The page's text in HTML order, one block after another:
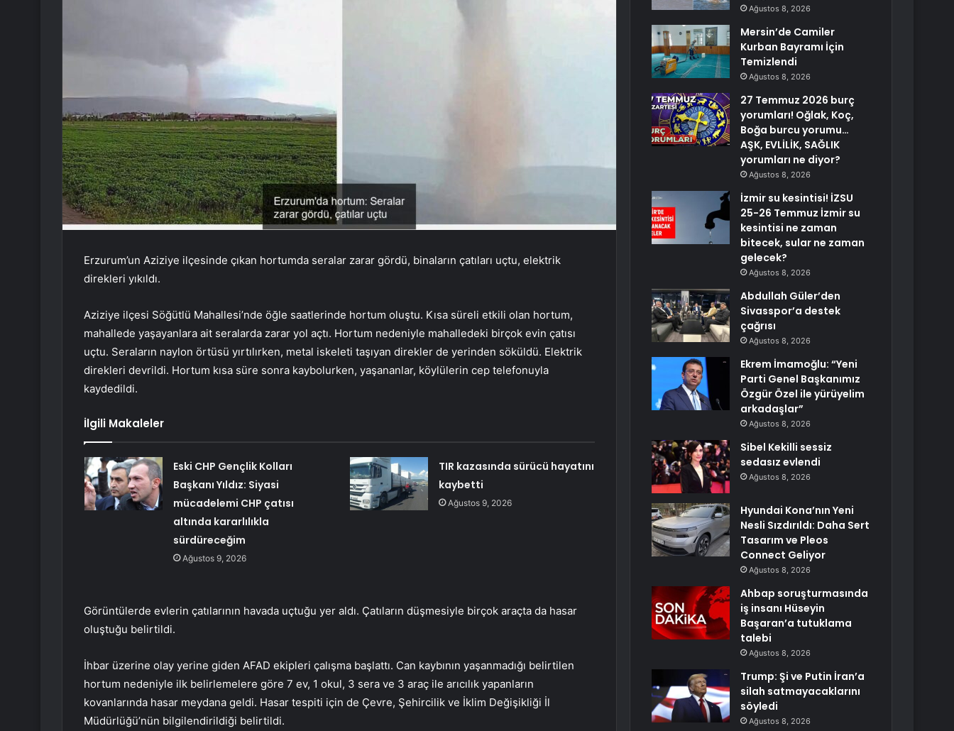
Erzurum’un Aziziye ilçesinde çıkan hortumda seralar zarar gördü, binaların çatıları uçtu, elektrik
direkleri yıkıldı.
Aziziye ilçesi Söğütlü Mahallesi’nde öğle saatlerinde hortum oluştu. Kısa süreli etkili olan hortum,
mahallede yaşayanlara ait seralarda zarar yol açtı. Hortum nedeniyle mahalledeki birçok evin çatısı
uçtu. Seraların naylon örtüsü yırtılırken, metal iskeleti taşıyan direkler de yerinden söküldü. Elektrik
direkleri devrildi. Hortum kısa süre sonra kaybolurken, yaşananlar, köylülerin cep telefonuyla
kaydedildi.
İlgili Makaleler
Eski CHP Gençlik Kolları
Başkanı Yıldız: Siyasi
mücadelemi CHP çatısı
altında kararlılıkla
sürdüreceğim
Ağustos 9, 2026
TIR kazasında sürücü hayatını
kaybetti
Ağustos 9, 2026
Görüntülerde evlerin çatılarının havada uçtuğu yer aldı. Çatıların düşmesiyle birçok araçta da hasar
oluştuğu belirtildi.
İhbar üzerine olay yerine giden AFAD ekipleri çalışma başlattı. Can kaybının yaşanmadığı belirtilen
hortum nedeniyle ilk belirlemelere göre 7 ev, 1 okul, 3 sera ve 3 araç ile arıcılık yapanların
kovanlarında hasar meydana geldi. Hasar tespiti için de Çevre, Şehircilik ve İklim Değişikliği İl
Müdürlüğü’nün bilgilendirildiği belirtildi.
Ağustos 8, 2026
Mersin’de Camiler
Kurban Bayramı İçin
Temizlendi
Ağustos 8, 2026
27 Temmuz 2026 burç
yorumları! Oğlak, Koç,
Boğa burcu yorumu…
AŞK, EVLİLİK, SAĞLIK
yorumları ne diyor?
Ağustos 8, 2026
İzmir su kesintisi! İZSU
25-26 Temmuz İzmir su
kesintisi ne zaman
bitecek, sular ne zaman
gelecek?
Ağustos 8, 2026
Abdullah Güler’den
Sivasspor’a destek
çağrısı
Ağustos 8, 2026
Ekrem İmamoğlu: “Yeni
Parti Genel Başkanımız
Özgür Özel ile yürüyelim
arkadaşlar”
Ağustos 8, 2026
Sibel Kekilli sessiz
sedasız evlendi
Ağustos 8, 2026
Hyundai Kona’nın Yeni
Nesli Sızdırıldı: Daha Sert
Tasarım ve Pleos
Connect Geliyor
Ağustos 8, 2026
Ahbap soruşturmasında
iş insanı Hüseyin
Başaran’a tutuklama
talebi
Ağustos 8, 2026
Trump: Şi ve Putin İran’a
silah satmayacaklarını
söyledi
Ağustos 8, 2026